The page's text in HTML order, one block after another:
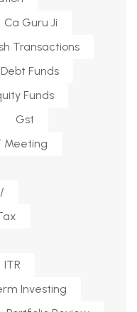
Ca Guru Ji
Transactions
Debt Funds
Funds
Gst
Meeting
ITR
Investing